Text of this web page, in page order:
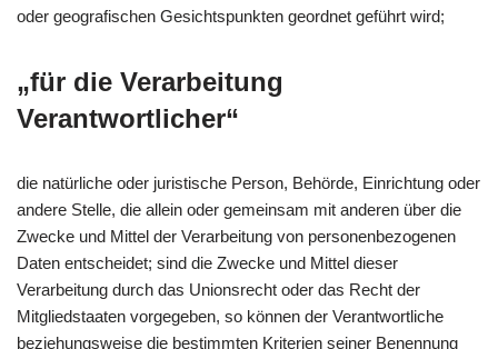
oder geografischen Gesichtspunkten geordnet geführt wird;
„für die Verarbeitung
Verantwortlicher“
die natürliche oder juristische Person, Behörde, Einrichtung oder
andere Stelle, die allein oder gemeinsam mit anderen über die
Zwecke und Mittel der Verarbeitung von personenbezogenen
Daten entscheidet; sind die Zwecke und Mittel dieser
Verarbeitung durch das Unionsrecht oder das Recht der
Mitgliedstaaten vorgegeben, so können der Verantwortliche
beziehungsweise die bestimmten Kriterien seiner Benennung